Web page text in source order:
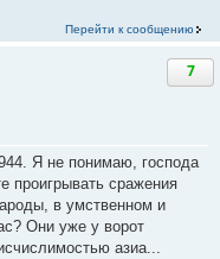
Перейти к сообщению
7
Я не понимаю, господа
проигрывать сражения
в умственном и
Они уже у ворот
азиа...